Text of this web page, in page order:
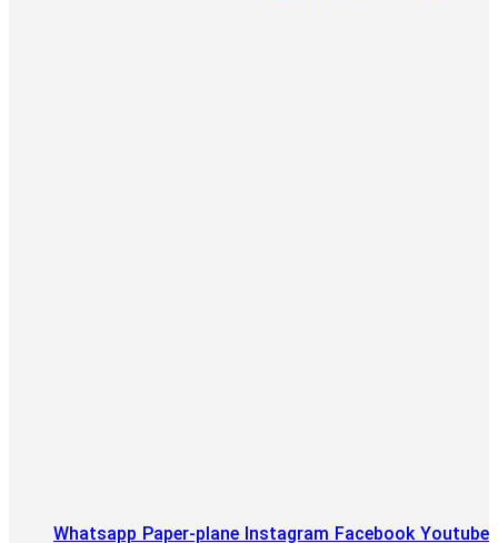
Whatsapp Paper-plane Instagram Facebook Youtube